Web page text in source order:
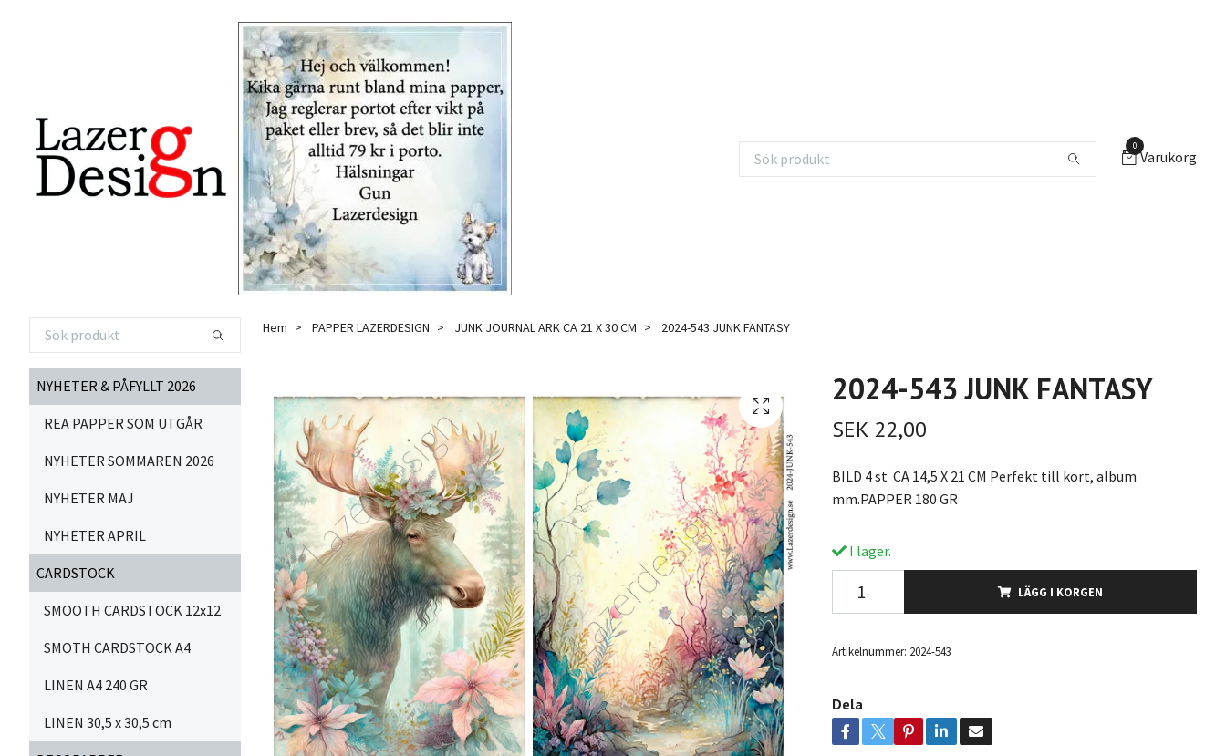
0
Varukorg
NYHETER & PÅFYLLT 2026
REA PAPPER SOM UTGÅR
NYHETER SOMMAREN 2026
NYHETER MAJ
NYHETER APRIL
CARDSTOCK
SMOOTH CARDSTOCK 12x12
SMOTH CARDSTOCK A4
LINEN A4 240 GR
LINEN 30,5 x 30,5 cm
Hem PAPPER LAZERDESIGN JUNK JOURNAL ARK CA 21 X 30 CM 2024-543 JUNK FANTASY
2024-543 JUNK FANTASY
SEK 22,00
BILD 4 st CA 14,5 X 21 CM Perfekt till kort, album
mm.PAPPER 180 GR
I lager.
LÄGG I KORGEN
Artikelnummer: 2024-543
Dela